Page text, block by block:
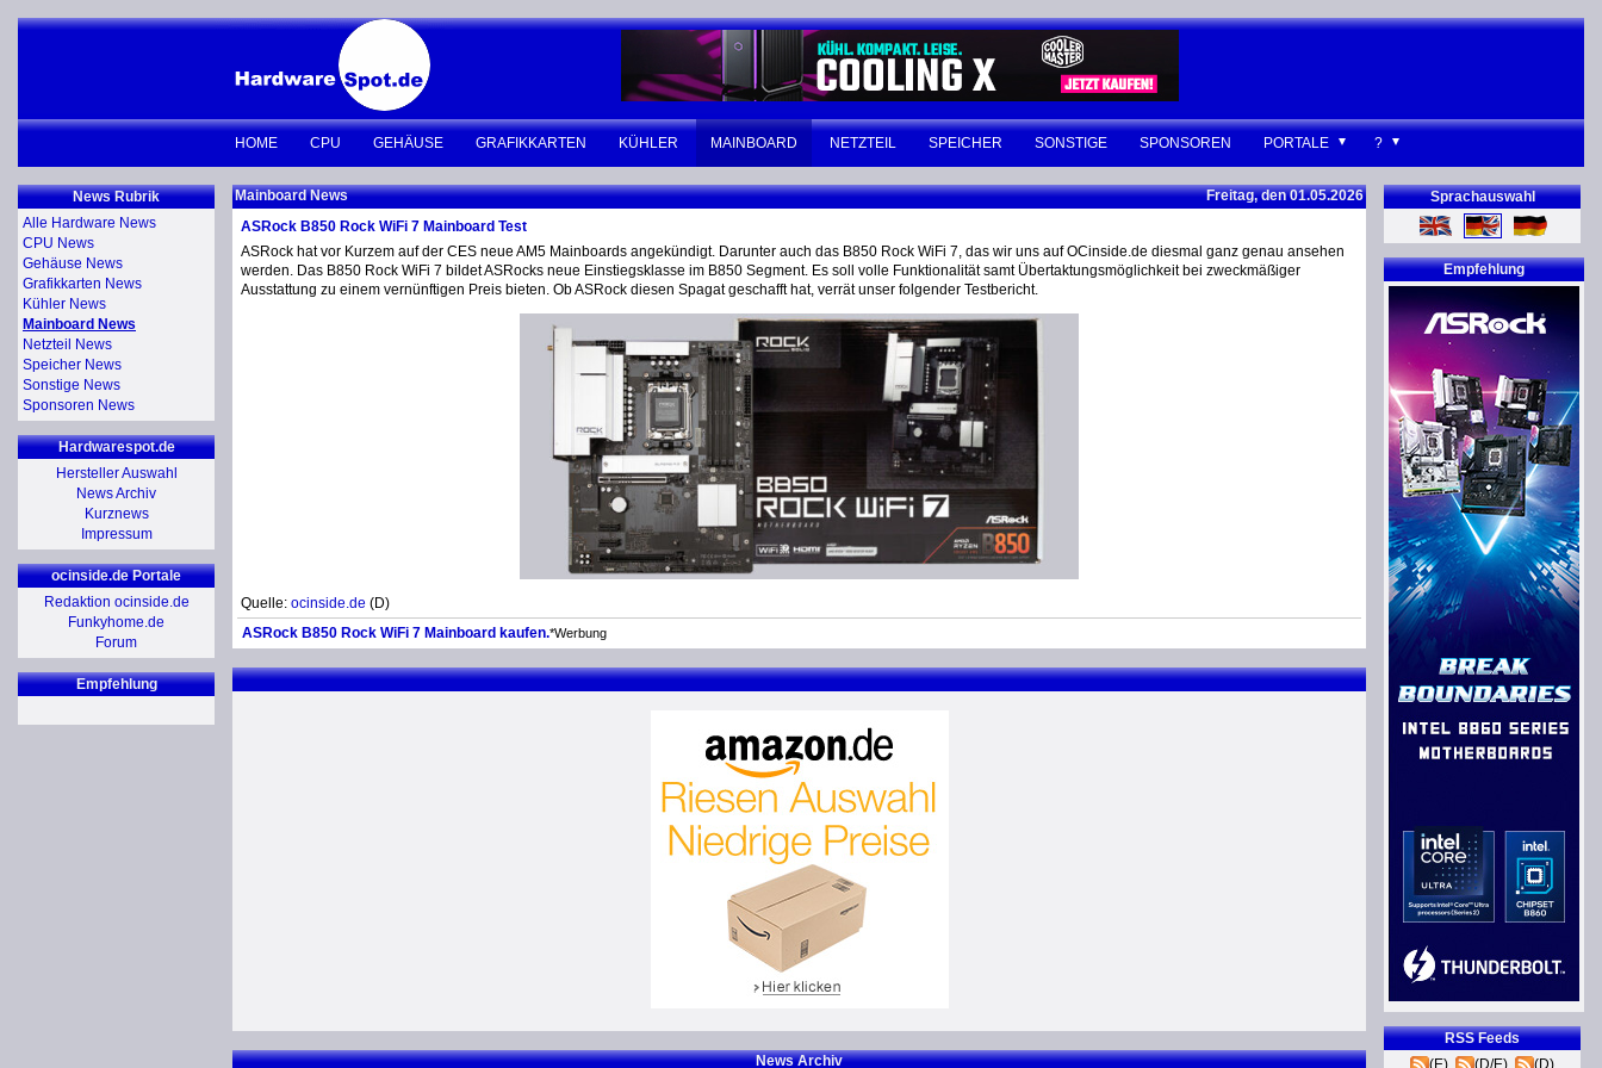
HOME CPU GEHÄUSE GRAFIKKARTEN KÜHLER MAINBOARD NETZTEIL SPEICHER SONSTIGE SPONSOREN PORTALE ?
News Rubrik
Alle Hardware News
CPU News
Gehäuse News
Grafikkarten News
Kühler News
Mainboard News
Netzteil News
Speicher News
Sonstige News
Sponsoren News
Hardwarespot.de
Hersteller Auswahl
News Archiv
Kurznews
Impressum
ocinside.de Portale
Redaktion ocinside.de
Funkyhome.de
Forum
Empfehlung
Mainboard News
Freitag, den 01.05.2026
ASRock B850 Rock WiFi 7 Mainboard Test
ASRock hat vor Kurzem auf der CES neue AM5 Mainboards angekündigt. Darunter auch das B850 Rock WiFi 7, das wir uns auf OCinside.de diesmal ganz genau ansehen
werden. Das B850 Rock WiFi 7 bildet ASRocks neue Einstiegsklasse im B850 Segment. Es soll volle Funktionalität samt Übertaktungsmöglichkeit bei zweckmäßiger
Ausstattung zu einem vernünftigen Preis bieten. Ob ASRock diesen Spagat geschafft hat, verrät unser folgender Testbericht.
Quelle: ocinside.de (D)
ASRock B850 Rock WiFi 7 Mainboard kaufen.*Werbung
News Archiv
Sprachauswahl
Empfehlung
RSS Feeds
(E)
(D/E) (D)